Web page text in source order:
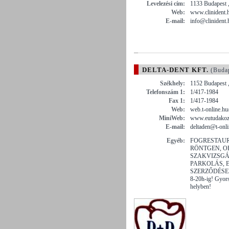
Levelezési cím:
1133
Web:
E-mail:
DELTA-DENT KFT.
Székhely:
1152
Telefonszám 1:
1/417-1984
Fax 1:
1/417-1984
Web:
web.t-
MiniWeb:
E-mail:
deltaden@t-
Egyéb:
RÖNTGEN,
PARKOLÁS,
8-20h-ig!
helyben!